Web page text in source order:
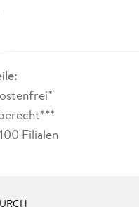
Filialen